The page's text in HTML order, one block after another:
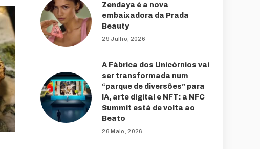
Zendaya é a nova
embaixadora da Prada
Beauty
29 Julho, 2026
A Fábrica dos Unicórnios vai
ser transformada num
“parque de diversões” para
IA, arte digital e NFT: a NFC
Summit está de volta ao
Beato
26 Maio, 2026